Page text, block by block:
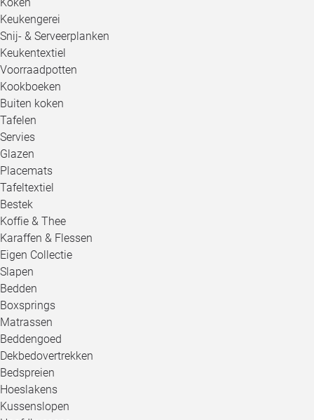
Keukengerei
Snij- & Serveerplanken
Keukentextiel
Voorraadpotten
Kookboeken
Buiten koken
Tafelen
Servies
Glazen
Placemats
Tafeltextiel
Bestek
Koffie & Thee
Karaffen & Flessen
Eigen Collectie
Slapen
Bedden
Boxsprings
Matrassen
Beddengoed
Dekbedovertrekken
Bedspreien
Hoeslakens
Kussenslopen